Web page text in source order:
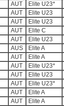
AUT Elite U23*
AUT Elite U23
AUT Elite U23
AUT Elite C
AUT Elite U23
AUS Elite A
AUT Elite A
AUT Elite U23*
AUT Elite U23
AUT Elite U23*
AUT Elite A
AUT Elite A